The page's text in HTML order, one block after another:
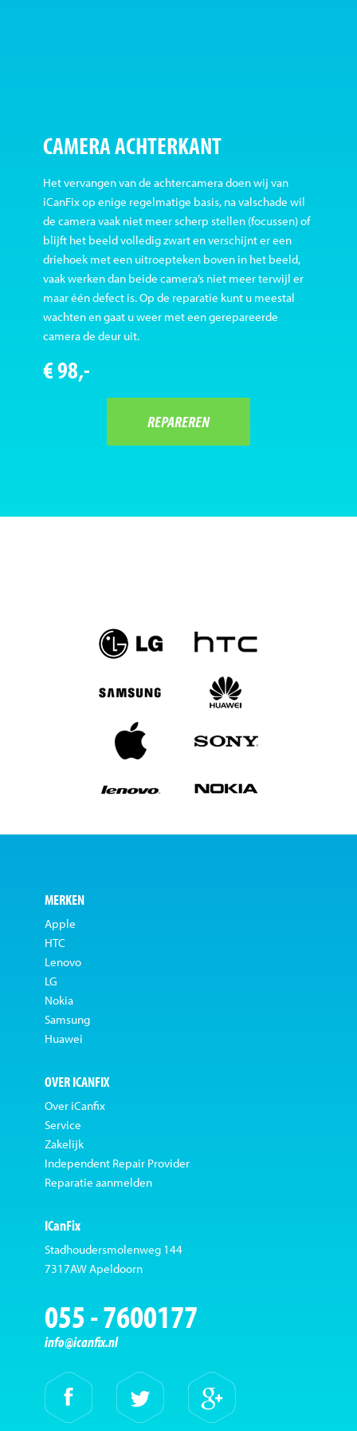
CAMERA ACHTERKANT
Het vervangen van de achtercamera doen wij van
iCanFix op enige regelmatige basis, na valschade wil
de camera vaak niet meer scherp stellen (focussen) of
blijft het beeld volledig zwart en verschijnt er een
driehoek met een uitroepteken boven in het beeld,
vaak werken dan beide camera’s niet meer terwijl er
maar één defect is. Op de reparatie kunt u meestal
wachten en gaat u weer met een gerepareerde
camera de deur uit.
€ 98,-
REPAREREN
MERKEN
Apple
HTC
Lenovo
LG
Nokia
Samsung
Huawei
OVER ICANFIX
Over iCanfix
Service
Zakelijk
Independent Repair Provider
Reparatie aanmelden
ICanFix
Stadhoudersmolenweg 144
7317AW Apeldoorn
055 - 7600177
info@icanfix.nl